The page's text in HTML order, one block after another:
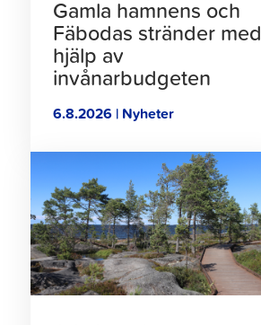
Gamla hamnens och
Fäbodas stränder med
hjälp av
invånarbudgeten
6.8.2026 | Nyheter
för
att
läsa
artikeln